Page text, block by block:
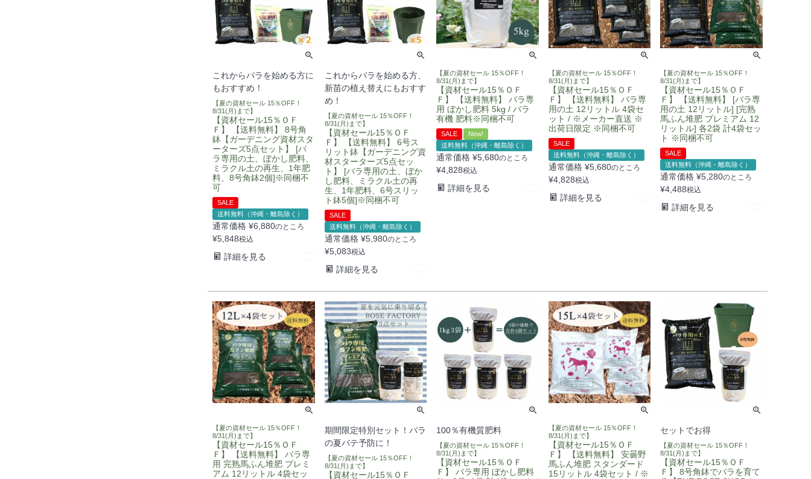
これからバラを始める方に
もおすすめ！
【夏の資材セール 15％OFF！
8/31(月)まで】
【資材セール15％ＯＦ
Ｆ】 【送料無料】 8号角
鉢【ガーデニング資材スタ
ーターズ5点セット】 [バ
ラ専用の土、ぼかし肥料、
ミラクル土の再生、1年肥
料、8号角鉢2個]※同梱不
可
SALE
送料無料（沖縄・離島除く）
通常価格 ¥6,880のところ
¥5,848税込
詳細を見る
これからバラを始める方、
新苗の植え替えにもおすす
め！
【夏の資材セール 15％OFF！
8/31(月)まで】
【資材セール15％ＯＦ
Ｆ】 【送料無料】 6号ス
リット鉢【ガーデニング資
材スターターズ5点セッ
ト】 [バラ専用の土、ぼか
し肥料、ミラクル土の再
生、1年肥料、6号スリッ
ト鉢5個]※同梱不可
SALE
送料無料（沖縄・離島除く）
通常価格 ¥5,980のところ
¥5,083税込
詳細を見る
【夏の資材セール 15％OFF！
8/31(月)まで】
【資材セール15％ＯＦ
Ｆ】 【送料無料】 バラ専
用 ぼかし肥料 5kg / バラ
有機 肥料※同梱不可
SALE
New!
送料無料（沖縄・離島除く）
通常価格 ¥5,680のところ
¥4,828税込
詳細を見る
【夏の資材セール 15％OFF！
8/31(月)まで】
【資材セール15％ＯＦ
Ｆ】 【送料無料】 バラ専
用の土 12リットル 4袋セ
ット / ※メーカー直送 ※
出荷日限定 ※同梱不可
SALE
送料無料（沖縄・離島除く）
通常価格 ¥5,680のところ
¥4,828税込
詳細を見る
【夏の資材セール 15％OFF！
8/31(月)まで】
【資材セール15％ＯＦ
Ｆ】 【送料無料】 [バラ専
用の土 12リットル] [完熟
馬ふん堆肥 プレミアム 12
リットル] 各2袋 計4袋セッ
ト ※同梱不可
SALE
送料無料（沖縄・離島除く）
通常価格 ¥5,280のところ
¥4,488税込
詳細を見る
【夏の資材セール 15％OFF！
8/31(月)まで】
【資材セール15％ＯＦ
Ｆ】 【送料無料】 バラ専
用 完熟馬ふん堆肥 プレミ
アム 12リットル 4袋セッ
期間限定特別セット！バラ
の夏バテ予防に！
【夏の資材セール 15％OFF！
8/31(月)まで】
【資材セール15％ＯＦ
100％有機質肥料
【夏の資材セール 15％OFF！
8/31(月)まで】
【資材セール15％ＯＦ
Ｆ】 バラ専用 ぼかし肥料
【夏の資材セール 15％OFF！
8/31(月)まで】
【資材セール15％ＯＦ
Ｆ】 【送料無料】 安曇野
馬ふん堆肥 スタンダード
15リットル 4袋セット / ※
セットでお得
【夏の資材セール 15％OFF！
8/31(月)まで】
【資材セール15％ＯＦ
Ｆ】 8号角鉢でバラを育て